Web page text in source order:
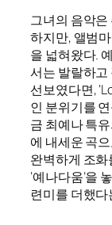
그녀의 음악
하지만, 앨범
을 넓혀왔다.
서는 발랄하고
선보였다면,
인 분위기를
금 최예나 특
에 내세운 곡
완벽하게 조
‘예나다움’을
련미를 더했